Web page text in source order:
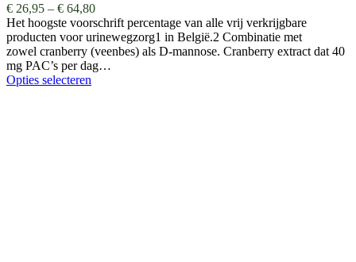
€ 26,95 – € 64,80
Het hoogste voorschrift percentage van alle vrij verkrijgbare
producten voor urinewegzorg1 in België.2 Combinatie met
zowel cranberry (veenbes) als D-mannose. Cranberry extract dat 40
mg PAC’s per dag…
Opties selecteren